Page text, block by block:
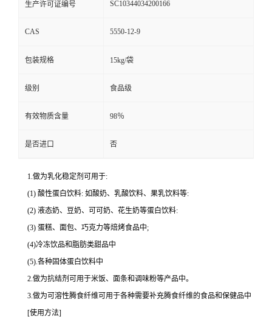
生产许可证编号 SC10344034200166
CAS 5550-12-9
包装规格 15kg/袋
级别 食品级
有效物质含量 98％
是否进口 否
1.做为乳化稳定剂可用于:
(1) 酸性蛋白饮料: 如酸奶、乳酸饮料、果乳饮料等:
(2) 液态奶、豆奶、可可奶、花生奶等蛋白饮料:
(3) 蛋糕、面包、巧克力等焙烤食品中;
(4)冷冻饮品和脂肪类甜品中
(5).各种固体蛋白饮料中
2.做为抗结剂可用于米饭、面条和调味粉等产品中。
3.做为可溶性腾食纤维可用于各种需要补充腾食纤维的食品和保健品中
[使用方法]